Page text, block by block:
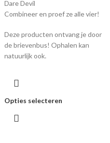
Dare Devil
Combineer en proef ze alle vier!
Deze producten ontvang je door
de brievenbus! Ophalen kan
natuurlijk ook.
Opties selecteren